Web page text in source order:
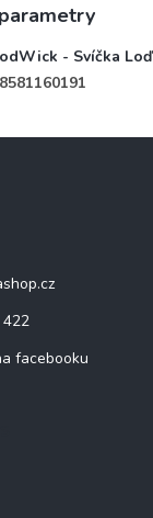
- Svíčka Loď
facebooku